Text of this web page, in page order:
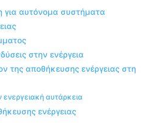
για αυτόνομα συστήματα
στην ενέργεια
της αποθήκευσης ενέργειας στη
ενεργειακή αυτάρκεια
ενέργειας